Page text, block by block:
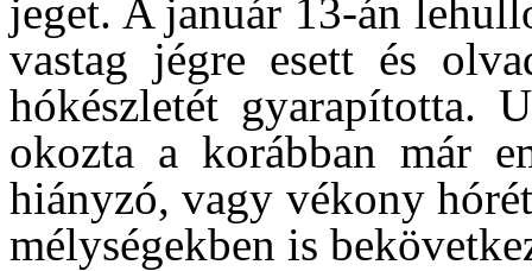
jeget. A január 13-án
vastag jégre esett és
hókészletét gyarapította.
okozta a korábban már
hiányzó, vagy vékony
mélységekben is